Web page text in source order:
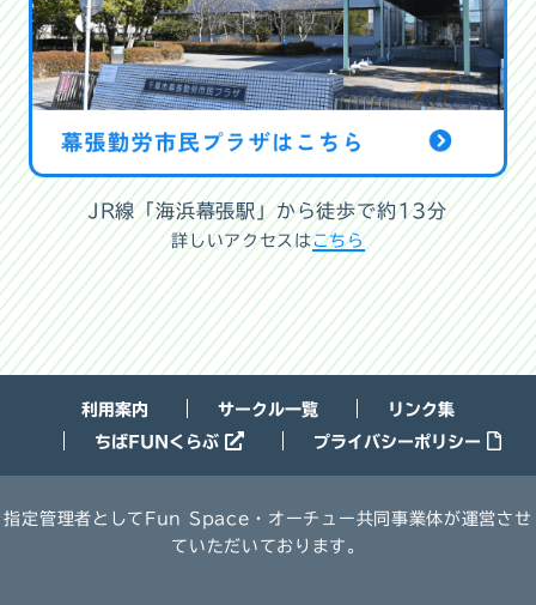
JR線「海浜幕張駅」から徒歩で約13分
詳しいアクセスはこちら
利用案内 サークル一覧
リンク集
ちばFUNくらぶ
プライバシーポリシー
指定管理者としてFun Space・オーチュー共同事業体が運営させ
ていただいております。